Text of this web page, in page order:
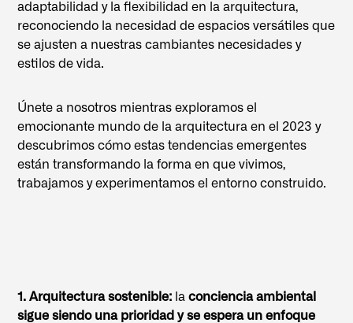
adaptabilidad y la flexibilidad en la arquitectura,
reconociendo la necesidad de espacios versátiles que
se ajusten a nuestras cambiantes necesidades y
estilos de vida.
Únete a nosotros mientras exploramos el
emocionante mundo de la arquitectura en el 2023 y
descubrimos cómo estas tendencias emergentes
están transformando la forma en que vivimos,
trabajamos y experimentamos el entorno construido.
1. Arquitectura sostenible: la conciencia ambiental
sigue siendo una prioridad y se espera un enfoque